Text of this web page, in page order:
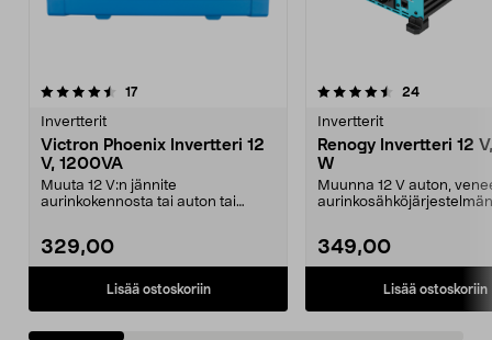
17arvostelut
Invertterit
Victron Phoenix Invertteri 12
V, 1200VA
Muuta 12 V:n jännite
aurinkokennosta tai auton tai
329,00
Lisää ostoskoriin
4.5 viidestä
24arvostelut
Invertterit
Renogy Invertteri 12
W
Muunna 12 V auton,
349,00
Lisää ostoskoriin
4.5 viidestä